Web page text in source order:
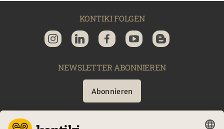
KONTIKI FOLGEN
NEWSLETTER ABONNIEREN
Abonnieren